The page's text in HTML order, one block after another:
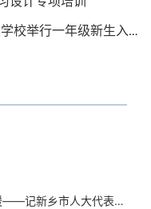
你好 新同学——郑州市管城区辅读学校举行一年级新生入学仪式
让城市更有温度 让群众更感温暖——记新乡市人大代表朱岚岚